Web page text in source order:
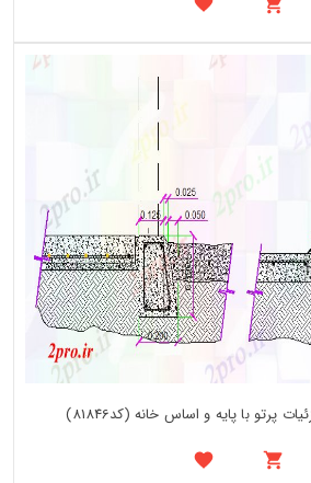
پرتو با پایه و اساس خانه (کد81846)